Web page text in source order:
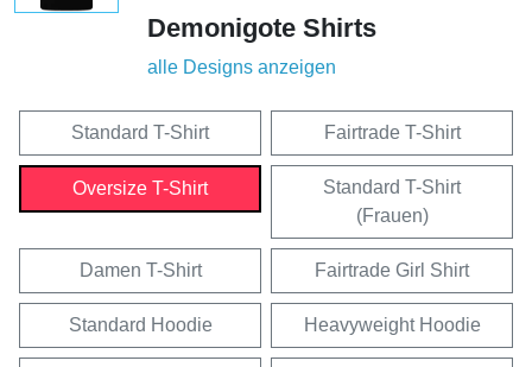
Demonigote Shirts
alle Designs anzeigen
Standard T-Shirt Fairtrade T-Shirt
Oversize T-Shirt
Standard T-Shirt
(Frauen)
Damen T-Shirt Fairtrade Girl Shirt
Standard Hoodie Heavyweight Hoodie